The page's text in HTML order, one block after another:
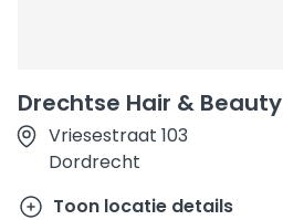
Drechtse Hair & Beauty
Vriesestraat 103
Dordrecht
Toon locatie details